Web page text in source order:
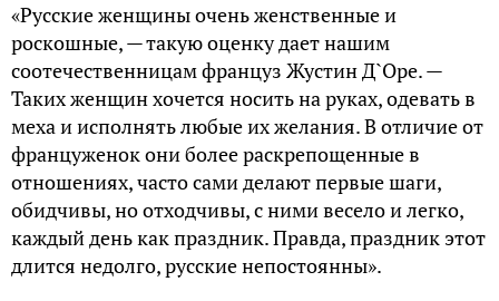
«Русские женщины очень женственные и
роскошные, — такую оценку дает нашим
соотечественницам француз Жустин Д`Оре. —
Таких женщин хочется носить на руках, одевать в
меха и исполнять любые их желания. В отличие от
француженок они более раскрепощенные в
отношениях, часто сами делают первые шаги,
обидчивы, но отходчивы, с ними весело и легко,
каждый день как праздник. Правда, праздник этот
длится недолго, русские непостоянны».